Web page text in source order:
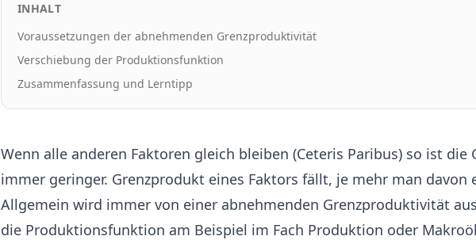
INHALT
Voraussetzungen der abnehmenden Grenzproduktivität
Verschiebung der Produktionsfunktion
Zusammenfassung und Lerntipp
Wenn alle anderen Faktoren gleich bleiben (Ceteris Paribus) so ist
immer geringer. Grenzprodukt eines Faktors fällt, je mehr man davon
Allgemein wird immer von einer abnehmenden Grenzproduktivität
die Produktionsfunktion am Beispiel im Fach Produktion oder